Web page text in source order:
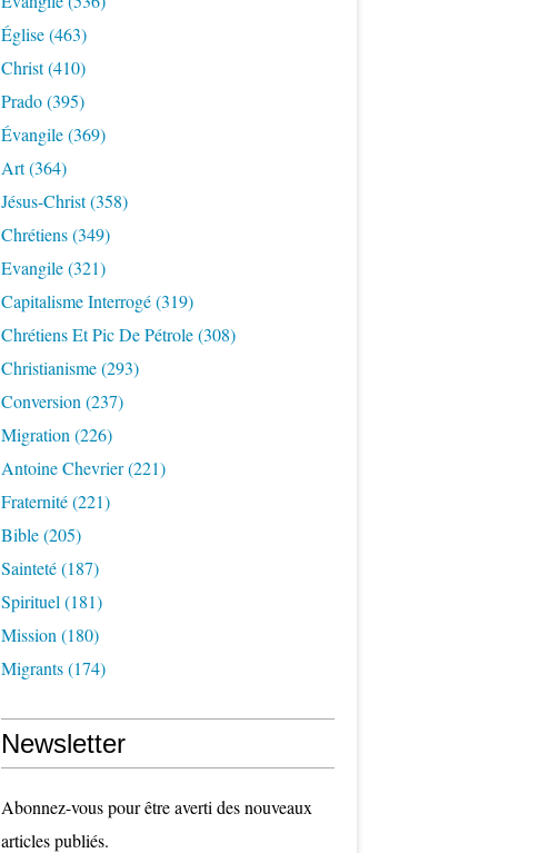
Église(463)
Christ(410)
Prado(395)
Évangile(369)
Art(364)
Jésus-Christ(358)
Chrétiens(349)
Evangile(321)
Capitalisme Interrogé(319)
Chrétiens Et Pic De Pétrole(308)
Christianisme(293)
Conversion (237)
Migration (226)
Antoine Chevrier(221)
Fraternité(221)
Bible(205)
Sainteté(187)
Spirituel (181)
Mission (180)
Migrants(174)
Newsletter
Abonnez-vous pour être averti des nouveaux
articles publiés.